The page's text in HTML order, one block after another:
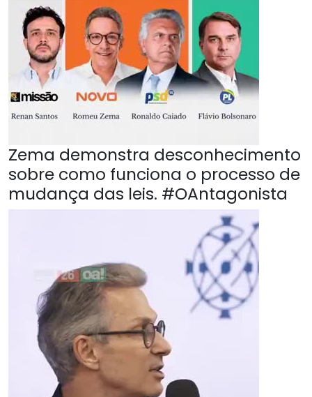
Zema demonstra desconhecimento
sobre como funciona o processo de
mudança das leis. #OAntagonista